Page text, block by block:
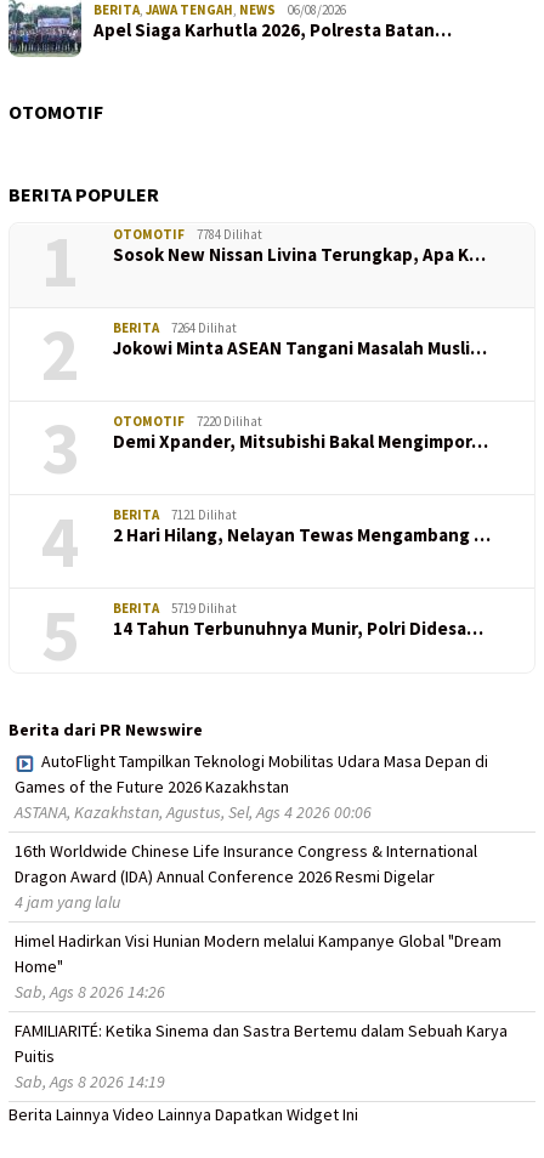
BERITA, JAWA TENGAH, NEWS 06/08/2026
Apel Siaga Karhutla 2026, Polresta Batan…
OTOMOTIF
BERITA POPULER
1 OTOMOTIF 7784 Dilihat
Sosok New Nissan Livina Terungkap, Apa K…
2 BERITA 7264 Dilihat
Jokowi Minta ASEAN Tangani Masalah Musli…
3 OTOMOTIF 7220 Dilihat
Demi Xpander, Mitsubishi Bakal Mengimpor…
4 BERITA 7121 Dilihat
2 Hari Hilang, Nelayan Tewas Mengambang …
5 BERITA 5719 Dilihat
14 Tahun Terbunuhnya Munir, Polri Didesa…
Berita dari PR Newswire
AutoFlight Tampilkan Teknologi Mobilitas Udara Masa Depan di
Games of the Future 2026 Kazakhstan
ASTANA, Kazakhstan, Agustus, Sel, Ags 4 2026 00:06
16th Worldwide Chinese Life Insurance Congress & International
Dragon Award (IDA) Annual Conference 2026 Resmi Digelar
4 jam yang lalu
Himel Hadirkan Visi Hunian Modern melalui Kampanye Global "Dream
Home"
Sab, Ags 8 2026 14:26
FAMILIARITÉ: Ketika Sinema dan Sastra Bertemu dalam Sebuah Karya
Puitis
Sab, Ags 8 2026 14:19
Berita Lainnya Video Lainnya Dapatkan Widget Ini